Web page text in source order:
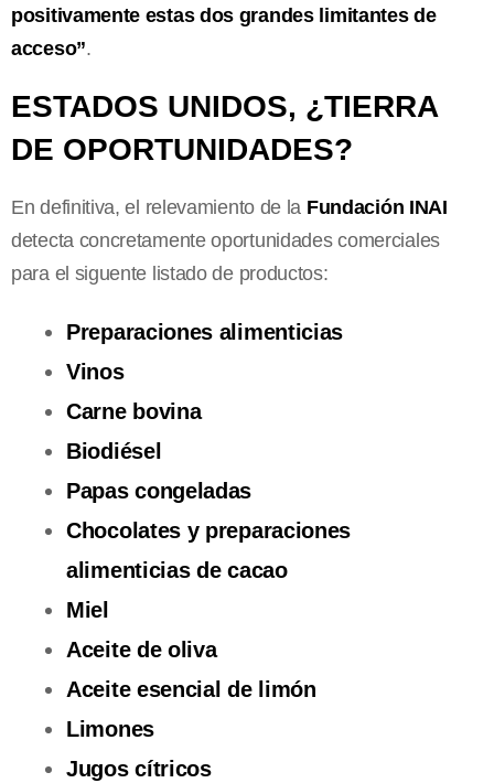
positivamente estas dos grandes limitantes de
acceso”.
ESTADOS UNIDOS, ¿TIERRA
DE OPORTUNIDADES?
En definitiva, el relevamiento de la Fundación INAI
detecta concretamente oportunidades comerciales
para el siguente listado de productos:
Preparaciones alimenticias
Vinos
Carne bovina
Biodiésel
Papas congeladas
Chocolates y preparaciones
alimenticias de cacao
Miel
Aceite de oliva
Aceite esencial de limón
Limones
Jugos cítricos